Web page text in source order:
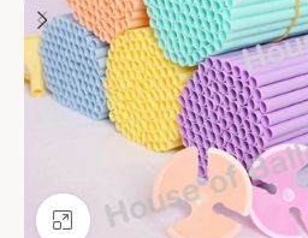
Click to enlarge